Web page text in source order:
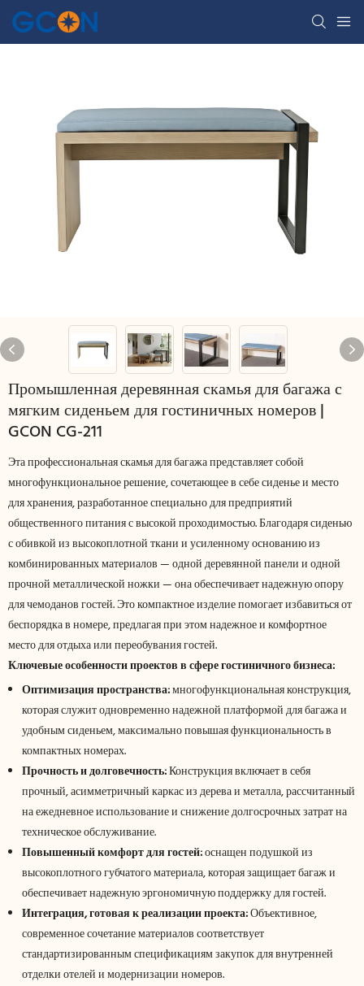
Промышленная деревянная скамья для багажа с
мягким сиденьем для гостиничных номеров |
GCON CG-211
Эта профессиональная скамья для багажа представляет собой
многофункциональное решение, сочетающее в себе сиденье и место
для хранения, разработанное специально для предприятий
общественного питания с высокой проходимостью. Благодаря сиденью
с обивкой из высокоплотной ткани и усиленному основанию из
комбинированных материалов — одной деревянной панели и одной
прочной металлической ножки — она обеспечивает надежную опору
для чемоданов гостей. Это компактное изделие помогает избавиться от
беспорядка в номере, предлагая при этом надежное и комфортное
место для отдыха или переобувания гостей.
Ключевые особенности проектов в сфере гостиничного бизнеса:
Оптимизация пространства:многофункциональная конструкция,
которая служит одновременно надежной платформой для багажа и
удобным сиденьем, максимально повышая функциональность в
компактных номерах.
Прочность и долговечность:Конструкция включает в себя
прочный, асимметричный каркас из дерева и металла, рассчитанный
на ежедневное использование и снижение долгосрочных затрат на
техническое обслуживание.
Повышенный комфорт для гостей:оснащен подушкой из
высокоплотного губчатого материала, которая защищает багаж и
обеспечивает надежную эргономичную поддержку для гостей.
Интеграция, готовая к реализации проекта:Объективное,
современное сочетание материалов соответствует
стандартизированным спецификациям закупок для внутренней
отделки отелей и модернизации номеров.